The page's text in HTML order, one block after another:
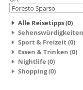
Alle Reisetipps (0)
Sport & Freizeit (0)
Essen & Trinken (0)
Nightlife (0)
Shopping (0)